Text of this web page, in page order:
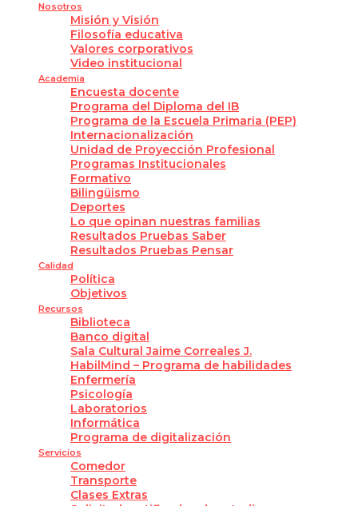
Nosotros
Misión y Visión
Filosofía educativa
Valores corporativos
Video institucional
Academia
Encuesta docente
Programa del Diploma del IB
Programa de la Escuela Primaria (PEP)
Internacionalización
Unidad de Proyección Profesional
Programas Institucionales
Formativo
Bilingüismo
Deportes
Lo que opinan nuestras familias
Resultados Pruebas Saber
Resultados Pruebas Pensar
Calidad
Política
Objetivos
Recursos
Biblioteca
Banco digital
Sala Cultural Jaime Correales J.
HabilMind – Programa de habilidades
Enfermería
Psicología
Laboratorios
Informática
Programa de digitalización
Servicios
Comedor
Transporte
Clases Extras